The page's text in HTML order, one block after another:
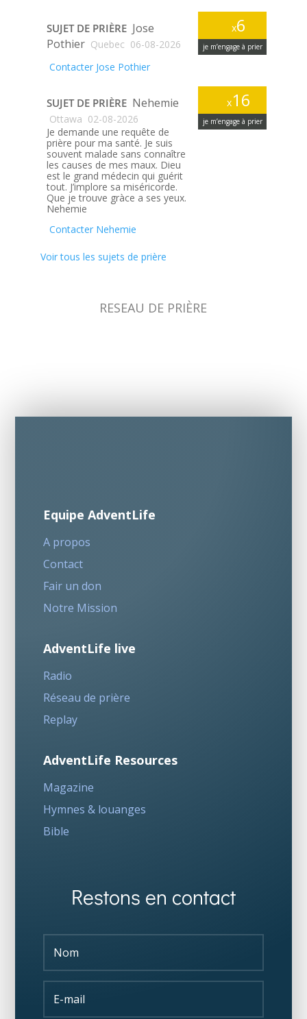
x6
je m’engage à prier
SUJET DE PRIÈRE Jose
Pothier Quebec 06-08-2026
Contacter Jose Pothier
x16
je m’engage à prier
SUJET DE PRIÈRE Nehemie
Ottawa 02-08-2026
Je demande une requête de
prière pour ma santé. Je suis
souvent malade sans connaître
les causes de mes maux. Dieu
est le grand médecin qui guérit
tout. J’implore sa miséricorde.
Que je trouve gràce a ses yeux.
Nehemie
Contacter Nehemie
Voir tous les sujets de prière
RESEAU DE PRIÈRE
Equipe AdventLife
A propos
Contact
Fair un don
Notre Mission
AdventLife live
Radio
Réseau de prière
Replay
AdventLife Resources
Magazine
Hymnes & louanges
Bible
Restons en contact